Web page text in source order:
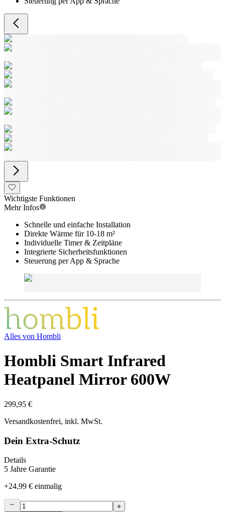
Wichtigste Funktionen
Mehr Infos
Schnelle und einfache Installation
Direkte Wärme für 10-18 m²
Individuelle Timer & Zeitpläne
Integrierte Sicherheitsfunktionen
Steuerung per App & Sprache
Alles von Hombli
Hombli Smart Infrared
Heatpanel Mirror 600W
299,95 €
Versandkostenfrei, inkl. MwSt.
Dein Extra-Schutz
Details
5 Jahre Garantie
+24,99 € einmalig